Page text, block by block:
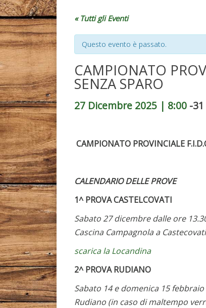
« Tutti gli Eventi
Questo evento è passato.
CAMPIONATO
SENZA SPARO
27 Dicembre 2025 | 8:00 -
CAMPIONATO PROVINCIALE
CALENDARIO DELLE PROVE
1^ PROVA CASTELCOVATI
Sabato 27 dicembre dalle ore
Cascina Campagnola a
scarica la Locandina
2^ PROVA RUDIANO
Sabato 14 e domenica 15 febbraio
Rudiano (in caso di maltempo